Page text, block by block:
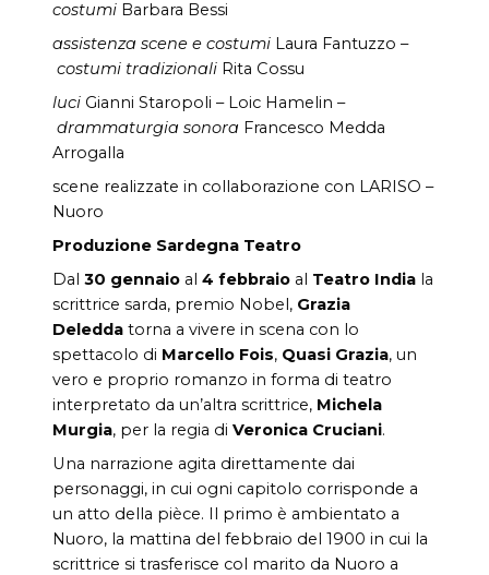
costumi Barbara Bessi
assistenza scene e costumi Laura Fantuzzo –
costumi tradizionali Rita Cossu
luci Gianni Staropoli – Loic Hamelin –
drammaturgia sonora Francesco Medda
Arrogalla
scene realizzate in collaborazione con LARISO –
Nuoro
Produzione Sardegna Teatro
Dal 30 gennaio al 4 febbraio al Teatro India la
scrittrice sarda, premio Nobel, Grazia
Deledda torna a vivere in scena con lo
spettacolo di Marcello Fois, Quasi Grazia, un
vero e proprio romanzo in forma di teatro
interpretato da un’altra scrittrice, Michela
Murgia, per la regia di Veronica Cruciani.
Una narrazione agita direttamente dai
personaggi, in cui ogni capitolo corrisponde a
un atto della pièce. Il primo è ambientato a
Nuoro, la mattina del febbraio del 1900 in cui la
scrittrice si trasferisce col marito da Nuoro a